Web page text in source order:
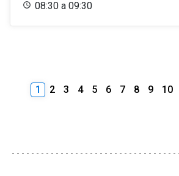
08:30 a 09:30
1 2 3 4 5 6 7 8 9 10